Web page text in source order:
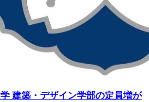
建築・デザイン学部の定員増が